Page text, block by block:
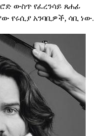
ውስጥ የፈረንሳይ ጸሐፊ
የሩሲያ አንባቢዎች, ሳቢ ነው.